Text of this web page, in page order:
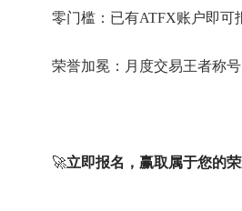
零门槛：已有ATFX账户即可
荣誉加冕：月度交易王者称
🚀立即报名，赢取属于您的荣